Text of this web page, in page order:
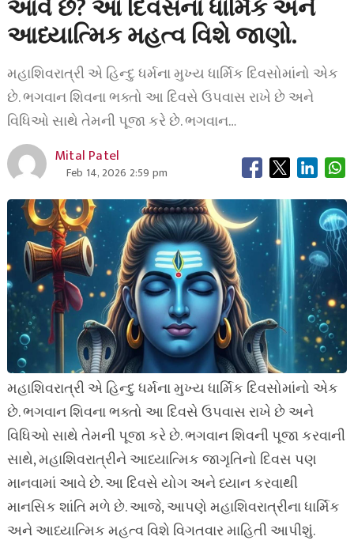
આવે છે? આ દિવસના ધાર્મિક અને
આધ્યાત્મિક મહત્વ વિશે જાણો.
મહાશિવરાત્રી એ હિન્દુ ધર્મના મુખ્ય ધાર્મિક દિવસોમાંનો એક
છે. ભગવાન શિવના ભક્તો આ દિવસે ઉપવાસ રાખે છે અને
વિધિઓ સાથે તેમની પૂજા કરે છે. ભગવાન…
Mital Patel
Feb 14, 2026 2:59 pm
મહાશિવરાત્રી એ હિન્દુ ધર્મના મુખ્ય ધાર્મિક દિવસોમાંનો એક
છે. ભગવાન શિવના ભક્તો આ દિવસે ઉપવાસ રાખે છે અને
વિધિઓ સાથે તેમની પૂજા કરે છે. ભગવાન શિવની પૂજા કરવાની
સાથે, મહાશિવરાત્રીને આધ્યાત્મિક જાગૃતિનો દિવસ પણ
માનવામાં આવે છે. આ દિવસે યોગ અને ધ્યાન કરવાથી
માનસિક શાંતિ મળે છે. આજે, આપણે મહાશિવરાત્રીના ધાર્મિક
અને આધ્યાત્મિક મહત્વ વિશે વિગતવાર માહિતી આપીશું.